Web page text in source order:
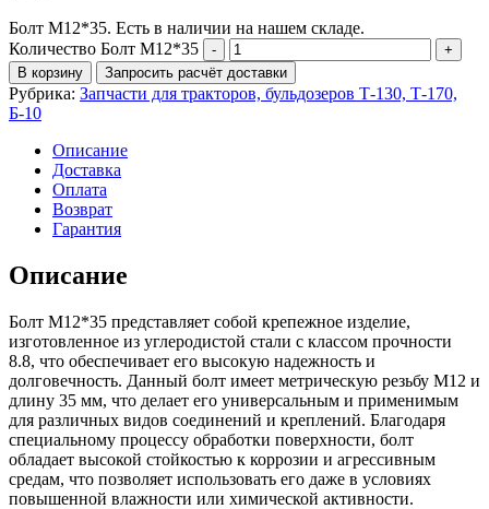
Болт М12*35. Есть в наличии на нашем складе.
Количество Болт М12*35
В корзину Запросить расчёт доставки
Рубрика: Запчасти для тракторов, бульдозеров Т-130, Т-170,
Б-10
Описание
Доставка
Оплата
Возврат
Гарантия
Описание
Болт М12*35 представляет собой крепежное изделие,
изготовленное из углеродистой стали с классом прочности
8.8, что обеспечивает его высокую надежность и
долговечность. Данный болт имеет метрическую резьбу M12 и
длину 35 мм, что делает его универсальным и применимым
для различных видов соединений и креплений. Благодаря
специальному процессу обработки поверхности, болт
обладает высокой стойкостью к коррозии и агрессивным
средам, что позволяет использовать его даже в условиях
повышенной влажности или химической активности.